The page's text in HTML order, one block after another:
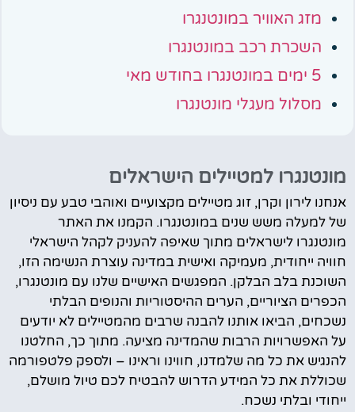
מזג האוויר במונטנגרו
השכרת רכב במונטנגרו
5 ימים במונטנגרו בחודש מאי
מסלול מעגלי מונטנגרו
מונטנגרו למטיילים הישראלים
אנחנו לירון וקרן, זוג מטיילים מקצועיים ואוהבי טבע עם ניסיון
של למעלה משש שנים במונטנגרו. הקמנו את האתר
מונטנגרו לישראלים מתוך שאיפה להעניק לקהל הישראלי
חוויה ייחודית, מעמיקה ואישית במדינה עוצרת הנשימה הזו,
השוכנת בלב הבלקן. המפגשים האישיים שלנו עם מונטנגרו,
הכפרים הציוריים, הערים ההיסטוריות והנופים הבלתי
נשכחים, הביאו אותנו להבנה שרבים מהמטיילים לא יודעים
על האפשרויות הרבות שהמדינה מציעה. מתוך כך, החלטנו
להנגיש את כל מה שלמדנו, חווינו וראינו – ולספק פלטפורמה
שכוללת את כל המידע הדרוש להבטיח לכם טיול מושלם,
ייחודי ובלתי נשכח.